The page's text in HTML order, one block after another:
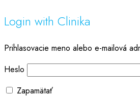
Login with Clinika
Prihlasovacie meno alebo e-mailová
Heslo
Zapamätať